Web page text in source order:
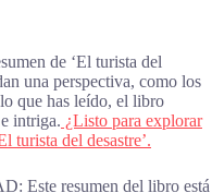
de ‘El turista del
una perspectiva, como los
que has leído, el libro
intriga. ¿Listo para explorar
turista del desastre’.
Este resumen del libro está